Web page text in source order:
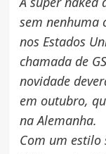
sem nenhuma
nos Estados
chamada de
novidade
em outubro,
na Alemanha.
Com um estilo